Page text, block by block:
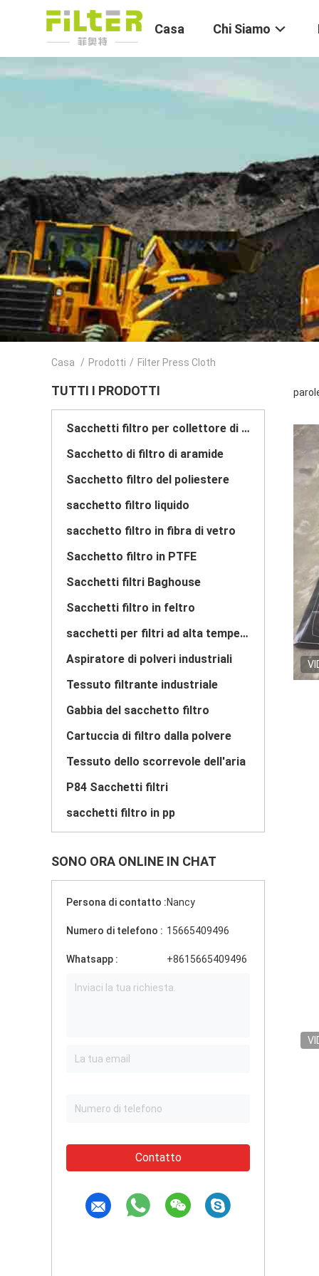
Casa Chi Siamo
Casa / Prodotti / Filter Press Cloth
TUTTI I PRODOTTI
Sacchetti filtro per collettore di polveri
Sacchetto di filtro di aramide
Sacchetto filtro del poliestere
sacchetto filtro liquido
sacchetto filtro in fibra di vetro
Sacchetto filtro in PTFE
Sacchetti filtri Baghouse
Sacchetti filtro in feltro
sacchetti per filtri ad alta temperatura
Aspiratore di polveri industriali
Tessuto filtrante industriale
Gabbia del sacchetto filtro
Cartuccia di filtro dalla polvere
Tessuto dello scorrevole dell'aria
P84 Sacchetti filtri
sacchetti filtro in pp
SONO ORA ONLINE IN CHAT
Persona di contatto :Nancy
Numero di telefono : 15665409496
Whatsapp : +8615665409496
Contatto